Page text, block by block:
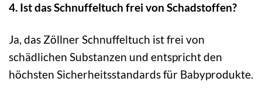
4. Ist das Schnuffeltuch frei von Schadstoffen?
Ja, das Zöllner Schnuffeltuch ist frei von
schädlichen Substanzen und entspricht den
höchsten Sicherheitsstandards für Babyprodukte.